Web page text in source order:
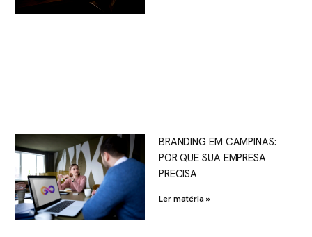
BRANDING EM CAMPINAS:
POR QUE SUA EMPRESA
PRECISA
Ler matéria »